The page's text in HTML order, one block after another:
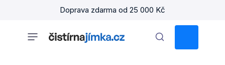
Doprava zdarma od 25 000 Kč
KOŠÍK